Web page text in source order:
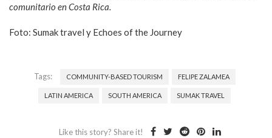
comunitario en Costa Rica.
Foto: Sumak travel y Echoes of the Journey
Tags: COMMUNITY-BASED TOURISM FELIPE ZALAMEA
LATIN AMERICA SOUTH AMERICA SUMAK TRAVEL
Like this story? Share it!